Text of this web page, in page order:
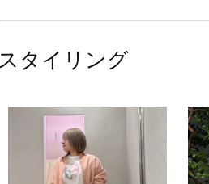
スタイリング